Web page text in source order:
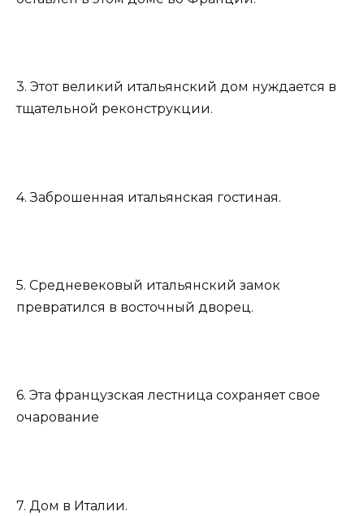
3. Этот великий итальянский дом нуждается в
тщательной реконструкции.
4. Заброшенная итальянская гостиная.
5. Средневековый итальянский замок
превратился в восточный дворец.
6. Эта французская лестница сохраняет свое
очарование
7. Дом в Италии.